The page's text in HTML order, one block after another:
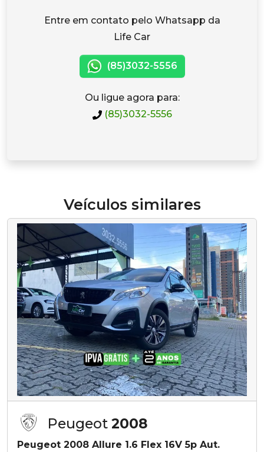
Entre em contato pelo Whatsapp da
Life Car
(85)3032-5556
Ou ligue agora para:
(85)3032-5556
Veículos similares
Peugeot 2008
Peugeot 2008 Allure 1.6 Flex 16V 5p Aut.